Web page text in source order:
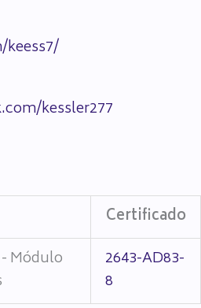
kessler277
Certificado
Módulo
2643-AD83-
8